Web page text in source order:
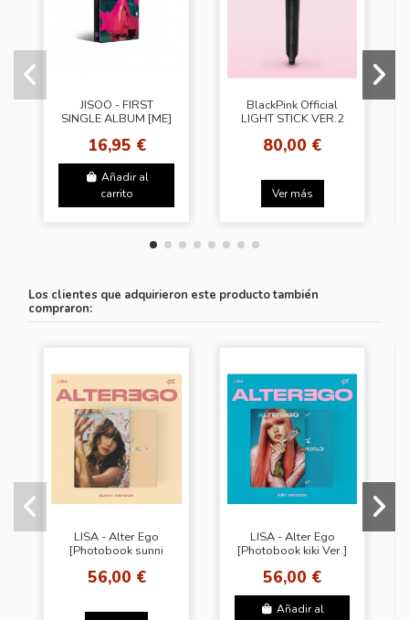
JISOO - FIRST
SINGLE ALBUM [ME]
Ver. - A Ver.]
16,95 €
Añadir al
carrito
BlackPink Official
LIGHT STICK VER.2
80,00 €
Ver más
Los clientes que adquirieron este producto también
compraron:
LISA - Alter Ego
[Photobook sunni
56,00 €
LISA - Alter Ego
[Photobook kiki Ver.]
56,00 €
Añadir al